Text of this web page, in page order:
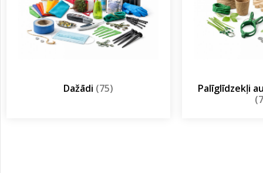
Dažādi (75)
Palīglīdzekļi